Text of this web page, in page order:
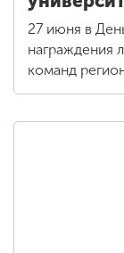
27 июня в
награждения
команд